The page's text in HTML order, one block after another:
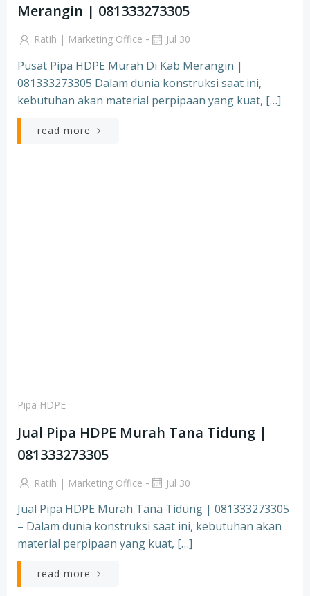
Merangin | 081333273305
Ratih | Marketing Office - Jul 30
Pusat Pipa HDPE Murah Di Kab Merangin |
081333273305 Dalam dunia konstruksi saat ini,
kebutuhan akan material perpipaan yang kuat, […]
read more
Pipa HDPE
Jual Pipa HDPE Murah Tana Tidung |
081333273305
Ratih | Marketing Office - Jul 30
Jual Pipa HDPE Murah Tana Tidung | 081333273305
– Dalam dunia konstruksi saat ini, kebutuhan akan
material perpipaan yang kuat, […]
read more